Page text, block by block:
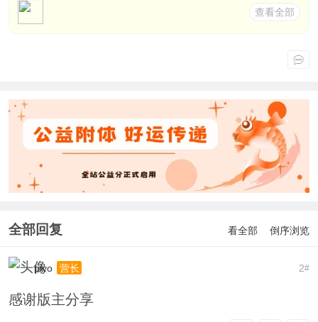
查看全部
全部回复 看全部 倒序浏览
2#
piyo 营长
感谢版主分享